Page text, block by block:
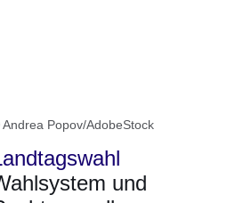
Popov/AdobeStock
und